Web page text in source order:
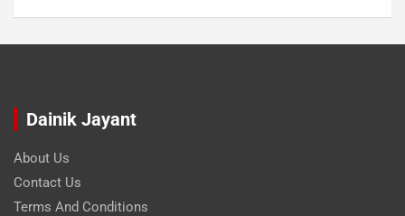
Dainik Jayant
About Us
Contact Us
Terms And Conditions